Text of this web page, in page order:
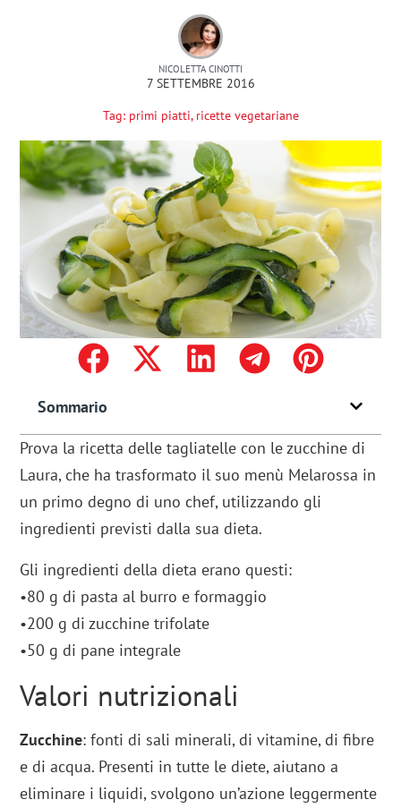
NICOLETTA CINOTTI
7 SETTEMBRE 2016
Tag: primi piatti, ricette vegetariane
Sommario
Prova la ricetta delle tagliatelle con le zucchine di
Laura, che ha trasformato il suo menù Melarossa in
un primo degno di uno chef, utilizzando gli
ingredienti previsti dalla sua dieta.
Gli ingredienti della dieta erano questi:
•80 g di pasta al burro e formaggio
•200 g di zucchine trifolate
•50 g di pane integrale
Valori nutrizionali
Zucchine: fonti di sali minerali, di vitamine, di fibre
e di acqua. Presenti in tutte le diete, aiutano a
eliminare i liquidi, svolgono un’azione leggermente